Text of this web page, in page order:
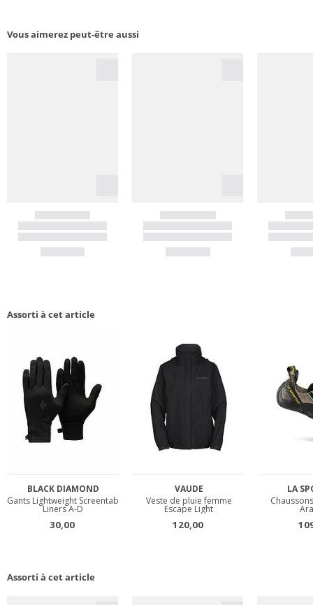
Vous aimerez peut-être aussi
Assorti à cet article
Assorti à cet article